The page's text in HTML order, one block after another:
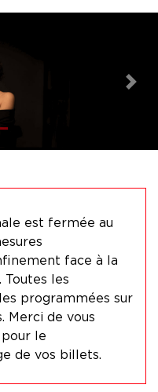
est fermée au
face à la
Toutes les
programmées sur
Merci de vous
le
de vos billets.